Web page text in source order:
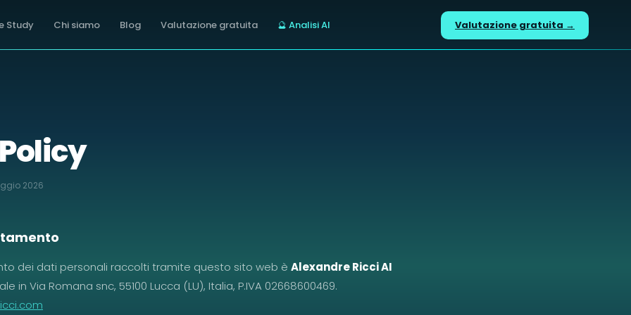
Study Chi siamo Blog Valutazione gratuita 🔮 Analisi AI Valutazione gratuita →
artificiale con 10 anni di esperienza nel settore ecommerce. Ex direttore marketing in una Shopify
2026
dei dati personali raccolti tramite questo sito web è Alexandre Ricci AI
in Via Romana snc, 55100 Lucca (LU), Italia, P.IVA 02668600469.